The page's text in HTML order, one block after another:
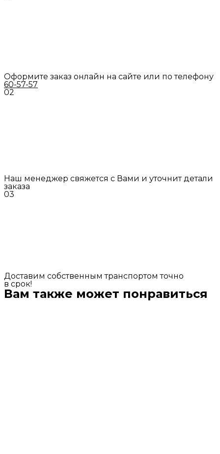
Оформите заказ онлайн на сайте или по телефону
60-57-57
02
Наш менеджер свяжется с Вами и уточнит детали
заказа
03
Доставим собственным транспортом точно
в срок!
Вам также может понравиться